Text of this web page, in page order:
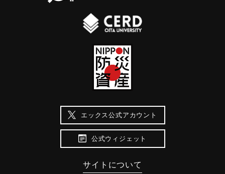
エックス公式アカウント
公式ウィジェット
サイトについて